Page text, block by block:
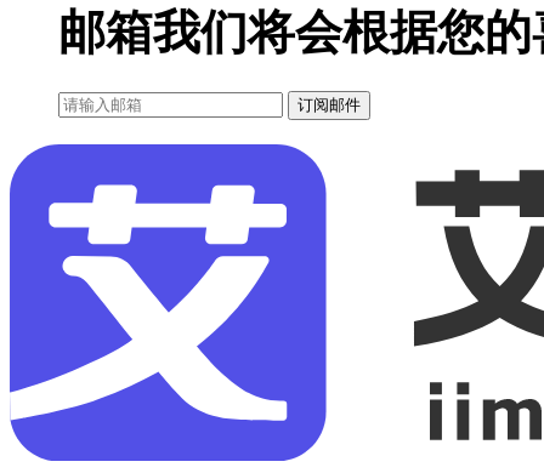
邮箱我们将会根据您
订阅邮件